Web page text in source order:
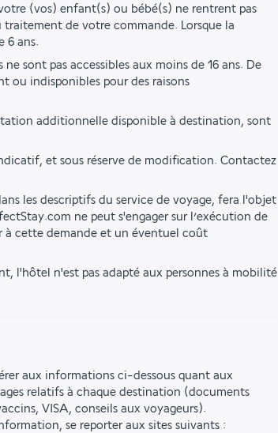
(vos) enfant(s) ou bébé(s) ne rentrent pas
de votre commande. Lorsque la
6 ans.
sont pas accessibles aux moins de 16 ans. De
ou indisponibles pour des raisons
additionnelle disponible à destination, sont
et sous réserve de modification. Contactez
les descriptifs du service de voyage, fera l'objet
ne peut s'engager sur l’exécution de
à cette demande et un éventuel coût
l'hôtel n'est pas adapté aux personnes à mobilité
aux informations ci-dessous quant aux
relatifs à chaque destination (documents
VISA, conseils aux voyageurs).
se reporter aux sites suivants :